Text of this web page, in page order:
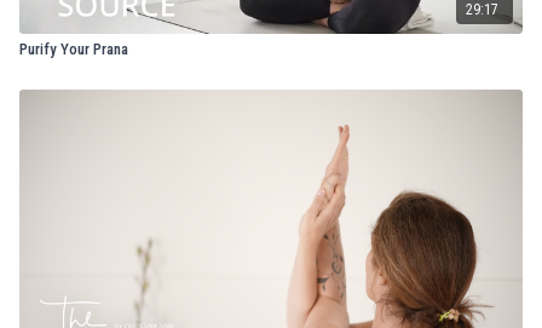
29:17
Purify Your Prana